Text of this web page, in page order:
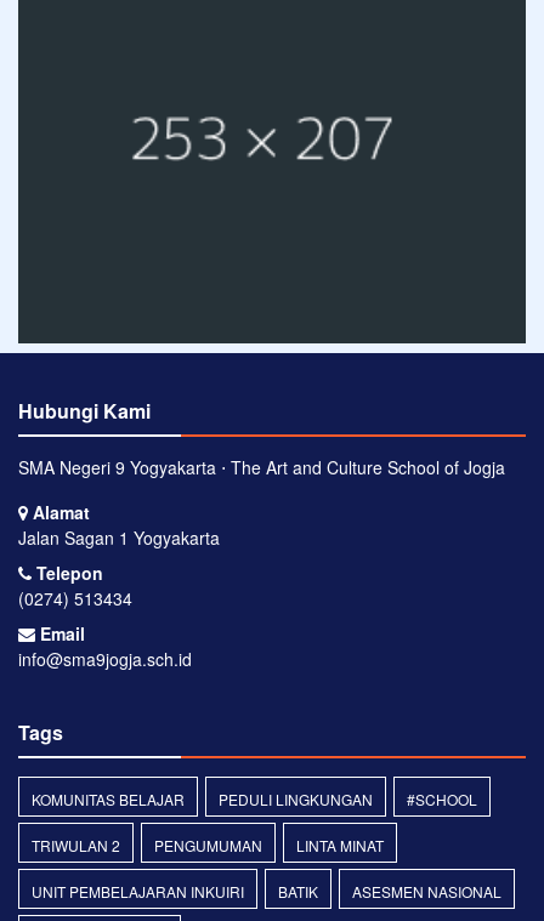
Hubungi Kami
SMA Negeri 9 Yogyakarta ⋅ The Art and Culture School of Jogja
Alamat
Jalan Sagan 1 Yogyakarta
Telepon
(0274) 513434
Email
info@sma9jogja.sch.id
Tags
KOMUNITAS BELAJAR PEDULI LINGKUNGAN #SCHOOL
TRIWULAN 2 PENGUMUMAN LINTA MINAT
UNIT PEMBELAJARAN INKUIRI BATIK ASESMEN NASIONAL